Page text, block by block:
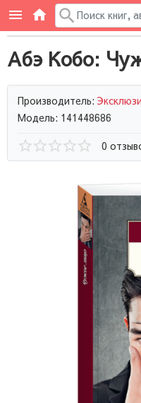
Абэ Кобо:
Производитель:
Модель: 141448686
0